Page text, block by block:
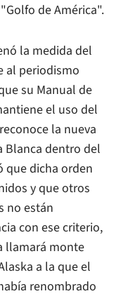
de América".
la medida del
al periodismo
su Manual de
el uso del
la nueva
Blanca dentro del
que dicha orden
y que otros
no están
con ese criterio,
llamará monte
a la que el
renombrado